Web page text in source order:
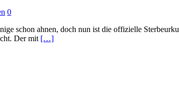
0
schon ahnen, doch nun ist die offizielle
Der mit […]